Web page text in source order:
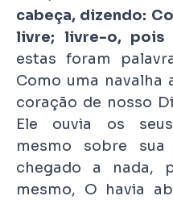
cabeça, dizendo:
livre; livre-o, pois
estas foram
Como uma navalha
coração de nosso
Ele ouvia os
mesmo sobre
chegado a nada,
mesmo, O havia